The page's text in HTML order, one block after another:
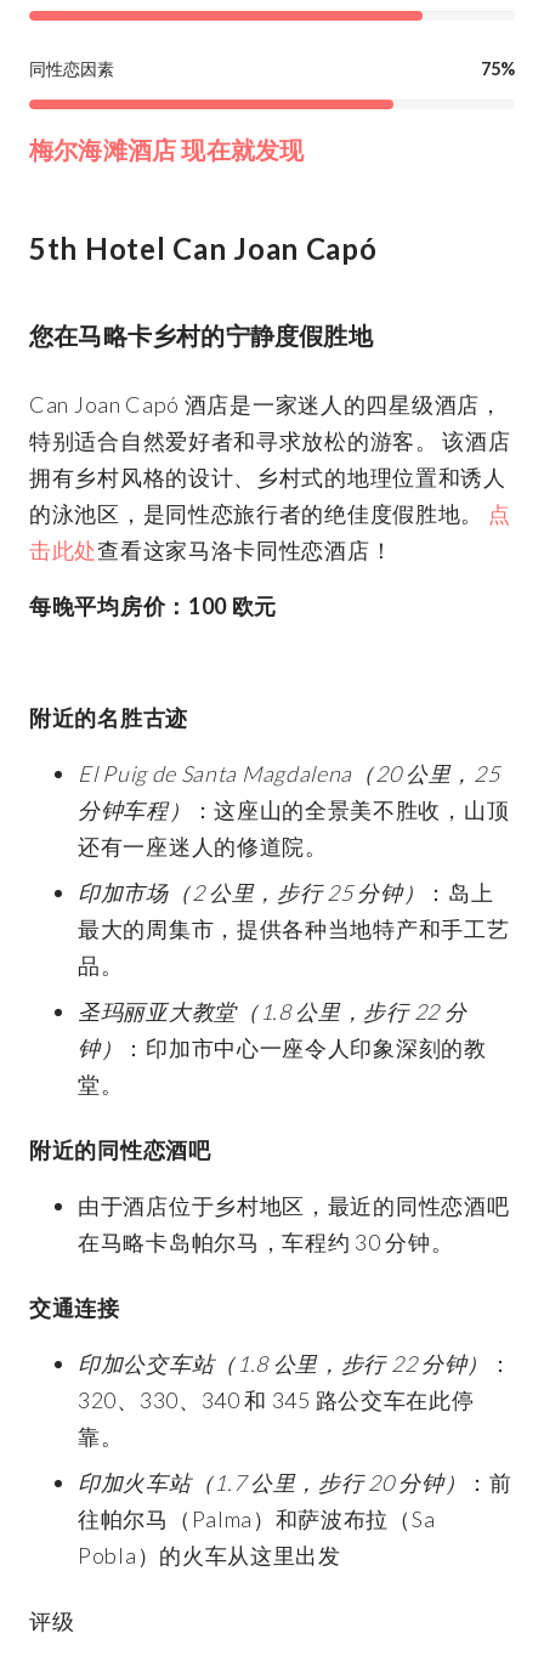
同性恋因素 75%
梅尔海滩酒店现在就发现
5th Hotel Can Joan Capó
您在马略卡乡村的宁静度假胜地
Can Joan Capó 酒店是一家迷人的四星级酒店，
特别适合自然爱好者和寻求放松的游客。 该酒店
拥有乡村风格的设计、乡村式的地理位置和诱人
的泳池区，是同性恋旅行者的绝佳度假胜地。
点
击此处查看这家马洛卡同性恋酒店！
每晚平均房价：100 欧元
附近的名胜古迹
El Puig de Santa Magdalena（20 公里，25
分钟车程）
：这座山的全景美不胜收，山顶
还有一座迷人的修道院。
印加市场（2 公里，步行 25 分钟）
：岛上
最大的周集市，提供各种当地特产和手工艺
品。
圣玛丽亚大教堂（1.8 公里，步行 22 分
钟）
：印加市中心一座令人印象深刻的教
堂。
附近的同性恋酒吧
由于酒店位于乡村地区，最近的同性恋酒吧
在马略卡岛帕尔马，车程约 30 分钟。
交通连接
印加公交车站（1.8 公里，步行 22 分钟）
：
320、330、340 和 345 路公交车在此停
靠。
印加火车站（1.7 公里，步行 20 分钟）
：前
往帕尔马（Palma）和萨波布拉（Sa
Pobla）的火车从这里出发
评级